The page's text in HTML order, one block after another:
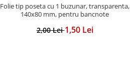
Folie tip poseta cu 1 buzunar, transparenta,
140x80 mm, pentru bancnote
2,00 Lei1,50 Lei